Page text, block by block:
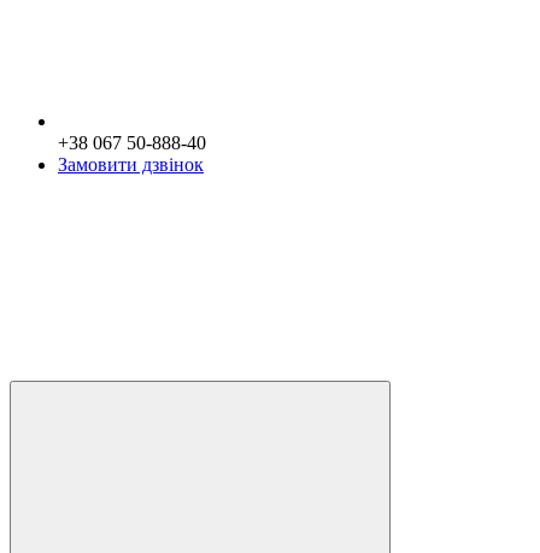
+38 067 50-888-40
Замовити дзвінок